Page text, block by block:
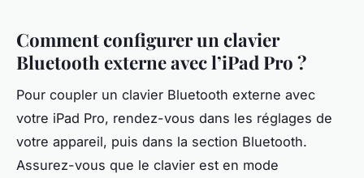
Comment configurer un clavier
Bluetooth externe avec l’iPad Pro ?
Pour coupler un clavier Bluetooth externe avec
votre iPad Pro, rendez-vous dans les réglages de
votre appareil, puis dans la section Bluetooth.
Assurez-vous que le clavier est en mode